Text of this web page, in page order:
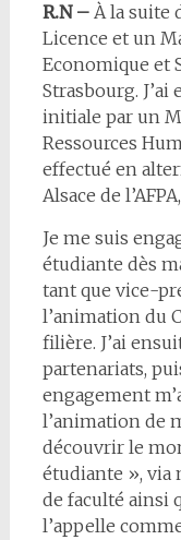
R.N –À la suite
Licence et un
Economique et
Strasbourg.
initiale par un
Ressources
effectué en
Alsace de
Je me suis
étudiante dès
tant que vice-
l’animation du
filière. J’ai
partenariats,
engagement
l’animation de
découvrir le
étudiante », via
de faculté ainsi
l’appelle